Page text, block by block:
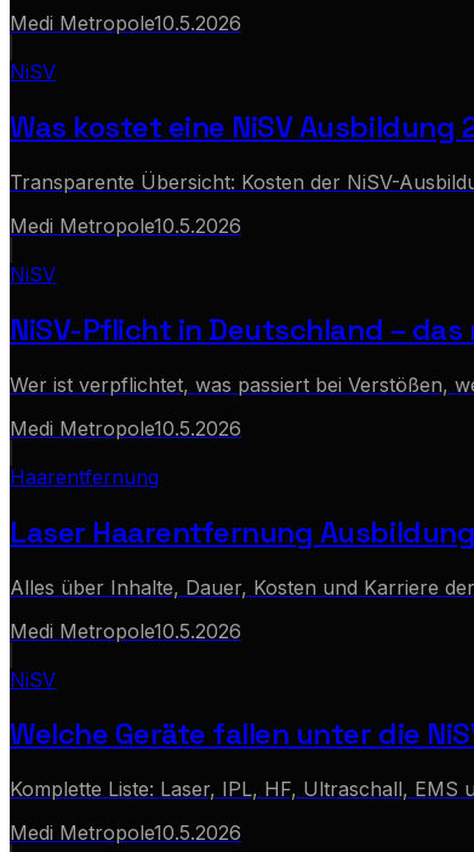
Medi Metropole10.5.2026
NiSV
Was kostet eine NiSV Ausbildung
Transparente Übersicht: Kosten der NiSV-
Medi Metropole10.5.2026
NiSV
NiSV-Pflicht in Deutschland – das
Wer ist verpflichtet, was passiert bei Verstößen,
Medi Metropole10.5.2026
Haarentfernung
Laser Haarentfernung
Alles über Inhalte, Dauer, Kosten und Karriere
Medi Metropole10.5.2026
NiSV
Welche Geräte fallen unter die
Komplette Liste: Laser, IPL, HF, Ultraschall, EMS
Medi Metropole10.5.2026